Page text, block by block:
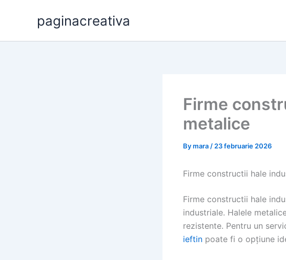
paginacreativa
Firme
metalice
Bymara / 23 februarie 2026
Firme constructii hale
Firme constructii hale
industriale. Halele
rezistente. Pentru un
ieftin poate fi o opțiune